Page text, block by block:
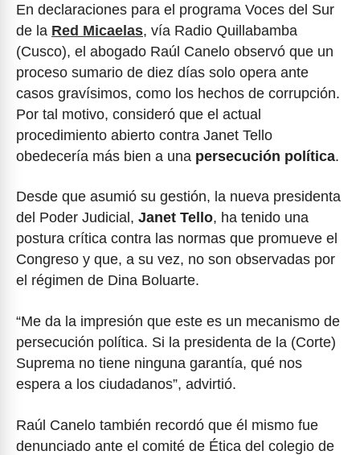
En declaraciones para el programa Voces del Sur
de la Red Micaelas, vía Radio Quillabamba
(Cusco), el abogado Raúl Canelo observó que un
proceso sumario de diez días solo opera ante
casos gravísimos, como los hechos de corrupción.
Por tal motivo, consideró que el actual
procedimiento abierto contra Janet Tello
obedecería más bien a una persecución política.
Desde que asumió su gestión, la nueva presidenta
del Poder Judicial, Janet Tello, ha tenido una
postura crítica contra las normas que promueve el
Congreso y que, a su vez, no son observadas por
el régimen de Dina Boluarte.
“Me da la impresión que este es un mecanismo de
persecución política. Si la presidenta de la (Corte)
Suprema no tiene ninguna garantía, qué nos
espera a los ciudadanos”, advirtió.
Raúl Canelo también recordó que él mismo fue
denunciado ante el comité de Ética del colegio de